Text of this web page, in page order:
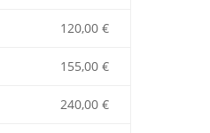
120,00 €
155,00 €
240,00 €